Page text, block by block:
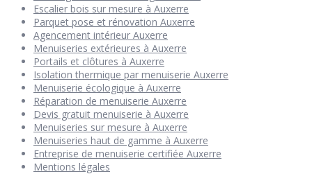
Escalier bois sur mesure à Auxerre
Parquet pose et rénovation Auxerre
Agencement intérieur Auxerre
Menuiseries extérieures à Auxerre
Portails et clôtures à Auxerre
Isolation thermique par menuiserie Auxerre
Menuiserie écologique à Auxerre
Réparation de menuiserie Auxerre
Devis gratuit menuiserie à Auxerre
Menuiseries sur mesure à Auxerre
Menuiseries haut de gamme à Auxerre
Entreprise de menuiserie certifiée Auxerre
Mentions légales